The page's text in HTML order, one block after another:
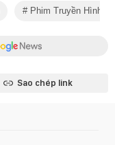
Phim Truyền Hình
Sao chép link